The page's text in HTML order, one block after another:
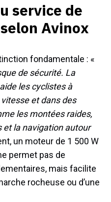
service de
Avinox
fondamentale : «
de sécurité. La
les cyclistes à
et dans des
les montées raides,
et la navigation autour
un moteur de 1 500 W
permet pas de
mais facilite
rocheuse ou d’une